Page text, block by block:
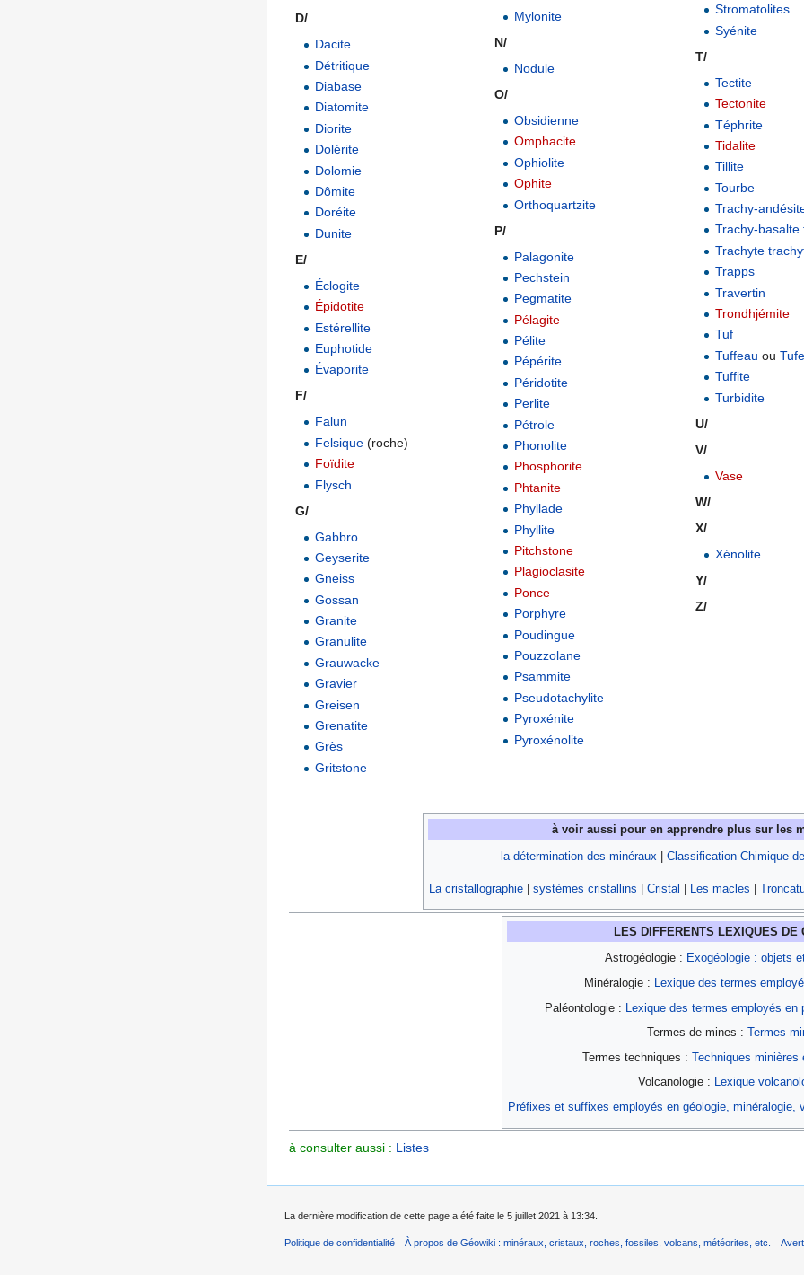
D/
Dacite
Détritique
Diabase
Diatomite
Diorite
Dolérite
Dolomie
Dômite
Doréite
Dunite
E/
Éclogite
Épidotite
Estérellite
Euphotide
Évaporite
F/
Falun
Felsique (roche)
Foïdite
Flysch
G/
Gabbro
Geyserite
Gneiss
Gossan
Granite
Granulite
Grauwacke
Gravier
Greisen
Grenatite
Grès
Gritstone
Mylonite
N/
Nodule
O/
Obsidienne
Omphacite
Ophiolite
Ophite
Orthoquartzite
P/
Palagonite
Pechstein
Pegmatite
Pélagite
Pélite
Pépérite
Péridotite
Perlite
Pétrole
Phonolite
Phosphorite
Phtanite
Phyllade
Phyllite
Pitchstone
Plagioclasite
Ponce
Porphyre
Poudingue
Pouzzolane
Psammite
Pseudotachylite
Pyroxénite
Pyroxénolite
Stromatolites
Syénite
T/
Tectite
Tectonite
Téphrite
Tidalite
Tillite
Tourbe
Trachy-
Trachy-basalte
Trachyte
Trapps
Travertin
Trondhjémite
Tuf
Tuffeau ou
Tuffite
Turbidite
U/
V/
Vase
W/
X/
Xénolite
Y/
Z/
à voir aussi pour en apprendre plus sur les
la détermination des minéraux | Classification Chimique
La cristallographie | systèmes cristallins | Cristal | Les macles |
LES DIFFERENTS LEXIQUES DE
Astrogéologie : Exogéologie : objets
Minéralogie :
Lexique des termes
Paléontologie : Lexique des termes employés en
Termes de mines : Termes
Termes techniques : Techniques minières
Volcanologie : Lexique
Préfixes et suffixes employés en géologie, minéralogie,
à consulter aussi : Listes
La dernière modification de cette page a été faite le 5 juillet 2021 à 13:34.
Politique de confidentialité À propos de Géowiki : minéraux, cristaux, roches, fossiles, volcans, météorites, etc.